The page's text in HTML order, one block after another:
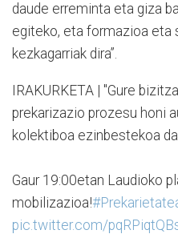
daude erreminta eta giza
egiteko, eta formazioa eta
kezkagarriak dira”.
IRAKURKETA | "Gure
prekarizazio prozesu honi
kolektiboa ezinbestekoa
Gaur 19:00etan Laudioko
mobilizazioa!
pic.twitter.com/